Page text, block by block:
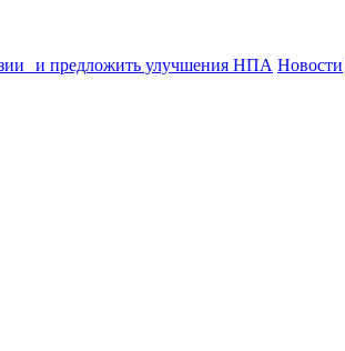
и предложить улучшения НПА Новости